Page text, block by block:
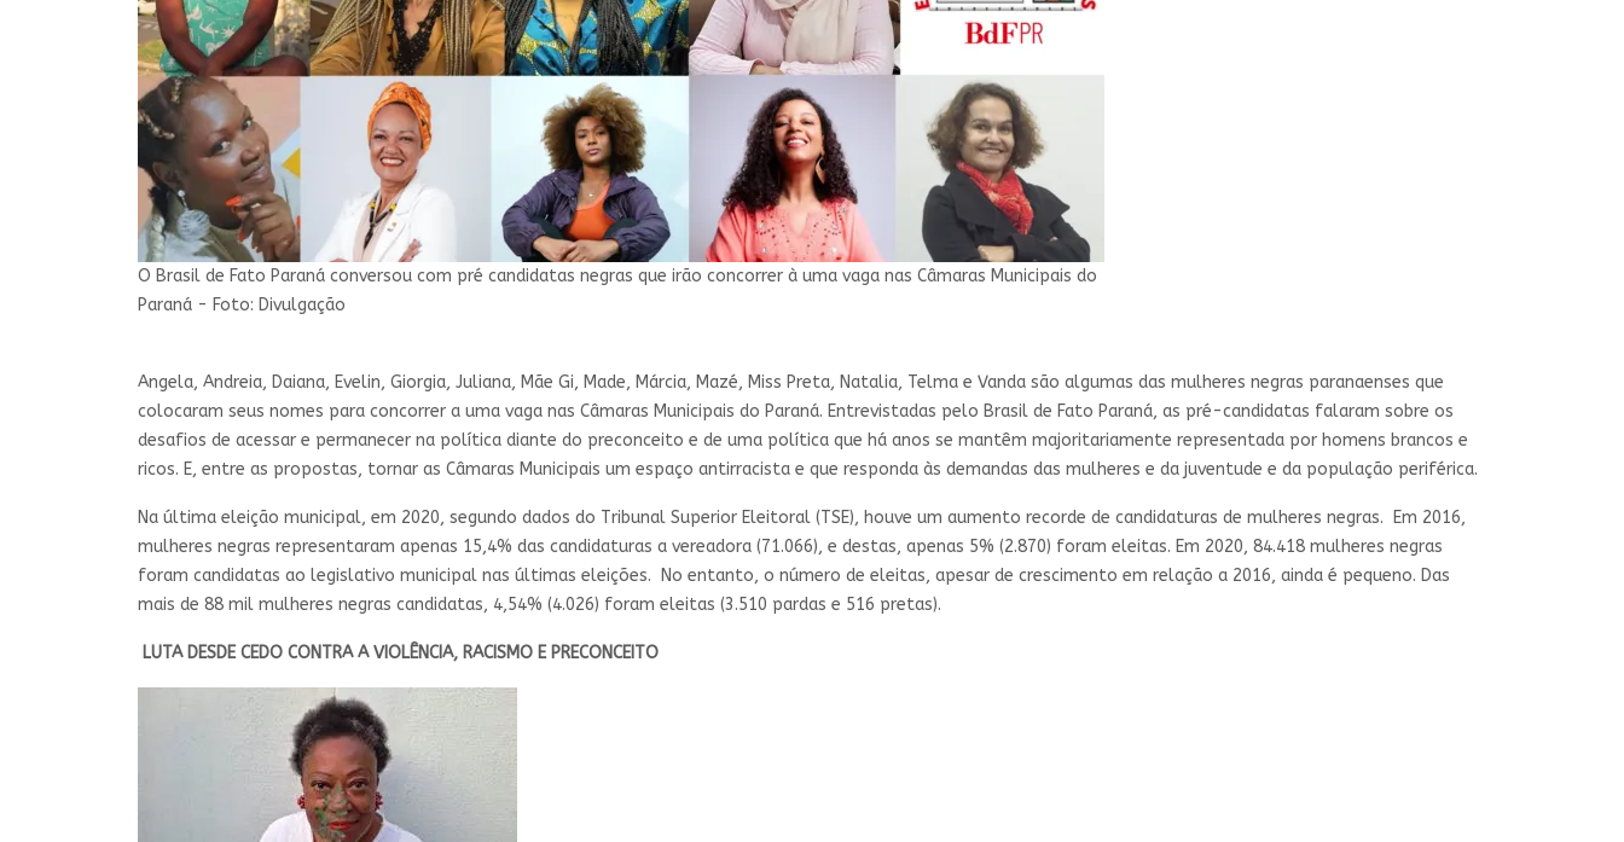
O Brasil de Fato Paraná conversou com pré candidatas negras que irão concorrer à uma vaga nas Câmaras Municipais do
Paraná - Foto: Divulgação
Angela, Andreia, Daiana, Evelin, Giorgia, Juliana, Mãe Gi, Made, Márcia, Mazé, Miss Preta, Natalia, Telma e Vanda são algumas das mulheres negras paranaenses que
colocaram seus nomes para concorrer a uma vaga nas Câmaras Municipais do Paraná. Entrevistadas pelo Brasil de Fato Paraná, as pré-candidatas falaram sobre os
desafios de acessar e permanecer na política diante do preconceito e de uma política que há anos se mantêm majoritariamente representada por homens brancos e
ricos. E, entre as propostas, tornar as Câmaras Municipais um espaço antirracista e que responda às demandas das mulheres e da juventude e da população periférica.
Na última eleição municipal, em 2020, segundo dados do Tribunal Superior Eleitoral (TSE), houve um aumento recorde de candidaturas de mulheres negras. Em 2016,
mulheres negras representaram apenas 15,4% das candidaturas a vereadora (71.066), e destas, apenas 5% (2.870) foram eleitas. Em 2020, 84.418 mulheres negras
foram candidatas ao legislativo municipal nas últimas eleições. No entanto, o número de eleitas, apesar de crescimento em relação a 2016, ainda é pequeno. Das
mais de 88 mil mulheres negras candidatas, 4,54% (4.026) foram eleitas (3.510 pardas e 516 pretas).
LUTA DESDE CEDO CONTRA A VIOLÊNCIA, RACISMO E PRECONCEITO